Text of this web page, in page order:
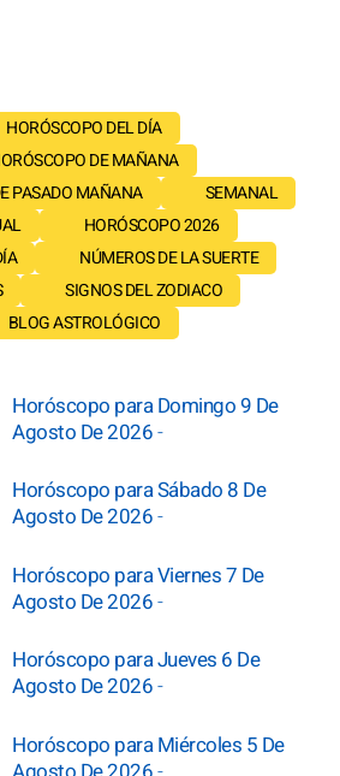
HORÓSCOPO DEL DÍA
DE MAÑANA
PASADO MAÑANA
SEMANAL
HORÓSCOPO 2026
NÚMEROS DE LA SUERTE
SIGNOS DEL ZODIACO
BLOG ASTROLÓGICO
Horóscopo para Domingo 9 De
Agosto De 2026-
Horóscopo para Sábado 8 De
Agosto De 2026-
Horóscopo para Viernes 7 De
Agosto De 2026-
Horóscopo para Jueves 6 De
Agosto De 2026-
Horóscopo para Miércoles 5 De